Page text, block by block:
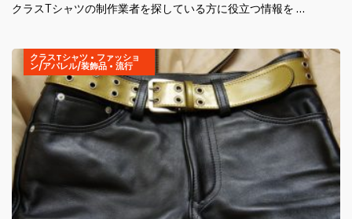
クラスTシャツの制作業者を探している方に役立つ情報を …
クラスTシャツ • ファッショ
ン/アパレル/装飾品 • 流行